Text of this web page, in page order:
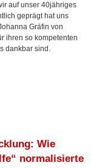
auf unser 40jähriges
geprägt hat uns
Gräfin von
ihren so kompetenten
dankbar sind.
Wie
normalisierte